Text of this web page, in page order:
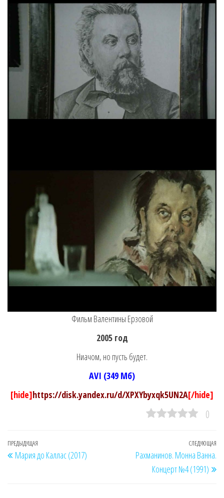
Фильм Валентины Ерзовой
2005 год
Ниачом, но пусть будет.
AVI (349 Мб)
[hide]https://disk.yandex.ru/d/XPXYbyxqk5UN2A[/hide]
0
Навигация
по
Предыдущая
запись
ПРЕДЫДУЩАЯ
Мария до Каллас (2017)
СЛЕДУЮЩАЯ
Рахманинов. Монна Ванна.
Концерт №4 (1991)